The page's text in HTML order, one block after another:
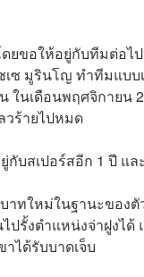
ยขอให้อยู่กับทีมต่อไ
มูรินโญ ทำทีมแบบเ
ในเดือนพฤศจิกายน
วร้ายไปหมด
กับสเปอร์สอีก 1 ปี แ
ทใหม่ในฐานะของ
ปรั้งตำแหน่งจ่าฝูงไ
าได้รับบาดเจ็บ